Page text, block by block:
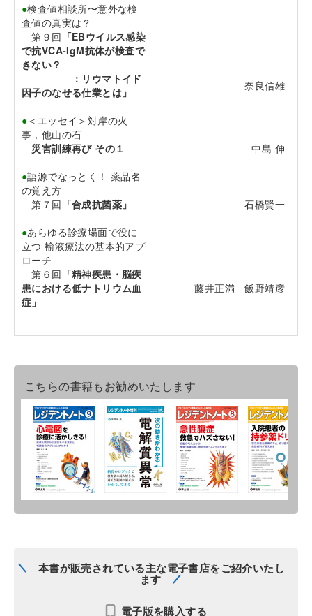
●検査値相談所〜意外な検
査値の真実は？
第９回 「EBウイルス感染
で抗VCA-IgM抗体が検査で
きない？
：リウマトイド
因子のなせる仕業とは」
奈良信雄
●＜エッセイ＞対岸の火
事，他山の石
災害訓練再び その１
中島 伸
●語源でなっとく！ 薬品名
の覚え方
第７回 「合成抗菌薬」
石橋賢一
●あらゆる診療場面で役に
立つ 輸液療法の基本的アプ
ローチ
第６回 「精神疾患・脳疾
患における低ナトリウム血
症」
藤井正満 飯野靖彦
こちらの書籍もお勧めいたします
本書が販売されている主な電子書店をご紹介いたし
ます
電子版を購入する